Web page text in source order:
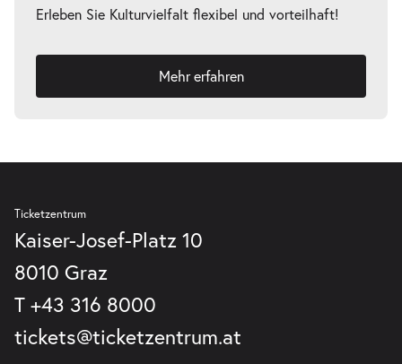
Erleben Sie Kulturvielfalt flexibel und vorteilhaft!
Mehr erfahren
Ticketzentrum
Kaiser-Josef-Platz 10
8010 Graz
T +43 316 8000
tickets@ticketzentrum.at